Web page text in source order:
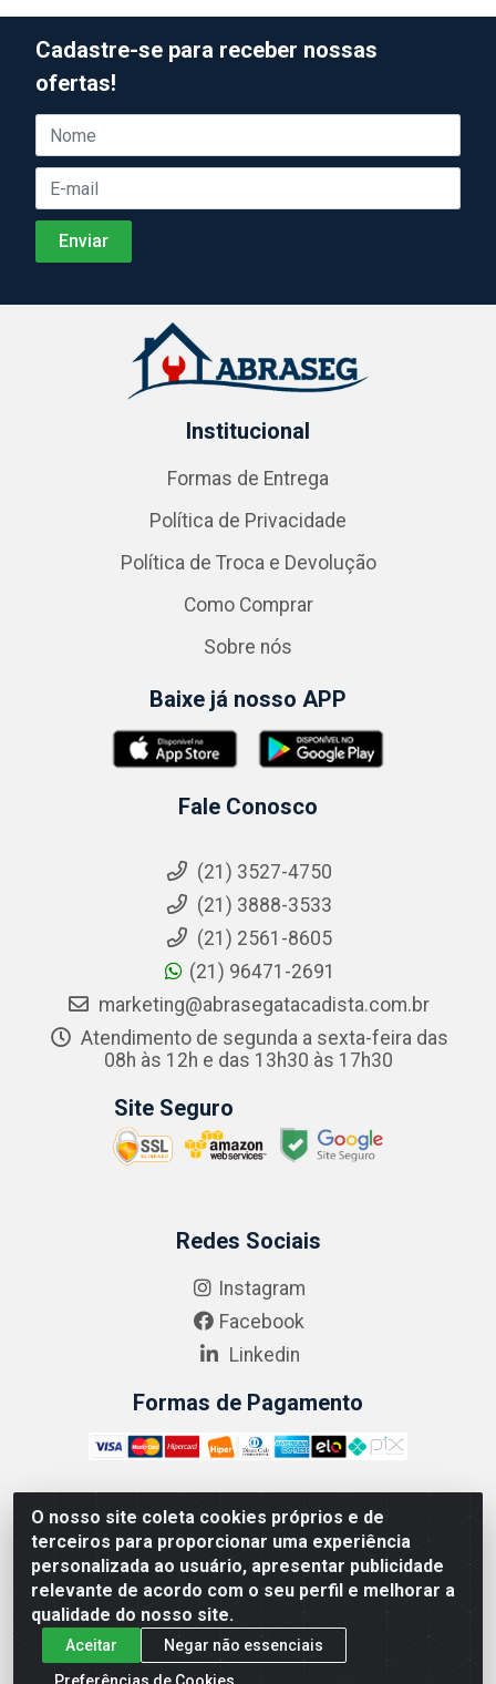
O nosso site coleta cookies próprios e de
terceiros para proporcionar uma experiência
personalizada ao usuário, apresentar publicidade
relevante de acordo com o seu perfil e melhorar a
qualidade do nosso site.
Aceitar
Negar não essenciais
Preferências de Cookies
Cadastre-se para receber nossas
ofertas!
Institucional
Formas de Entrega
Política de Privacidade
Política de Troca e Devolução
Como Comprar
Sobre nós
Baixe já nosso APP
Fale Conosco
(21) 3527-4750
(21) 3888-3533
(21) 2561-8605
(21) 96471-2691
marketing@abrasegatacadista.com.br
Atendimento de segunda a sexta-feira das
08h às 12h e das 13h30 às 17h30
Site Seguro
Redes Sociais
Instagram
Facebook
Linkedin
Formas de Pagamento
ABRASEG COMÉRCIO ATACADISTA LTDA - CNPJ:
10.894.768/0001-00 - Avenida Lobo Júnior, 1045 -
Penha Circular - Rio de Janeiro - RJ - CEP 21020-124